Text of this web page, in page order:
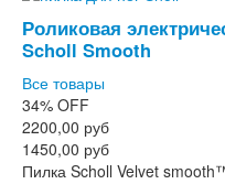
Роликовая
Scholl Smooth
Все товары
34% OFF
2200,00 руб
1450,00 руб
Пилка Scholl Velvet